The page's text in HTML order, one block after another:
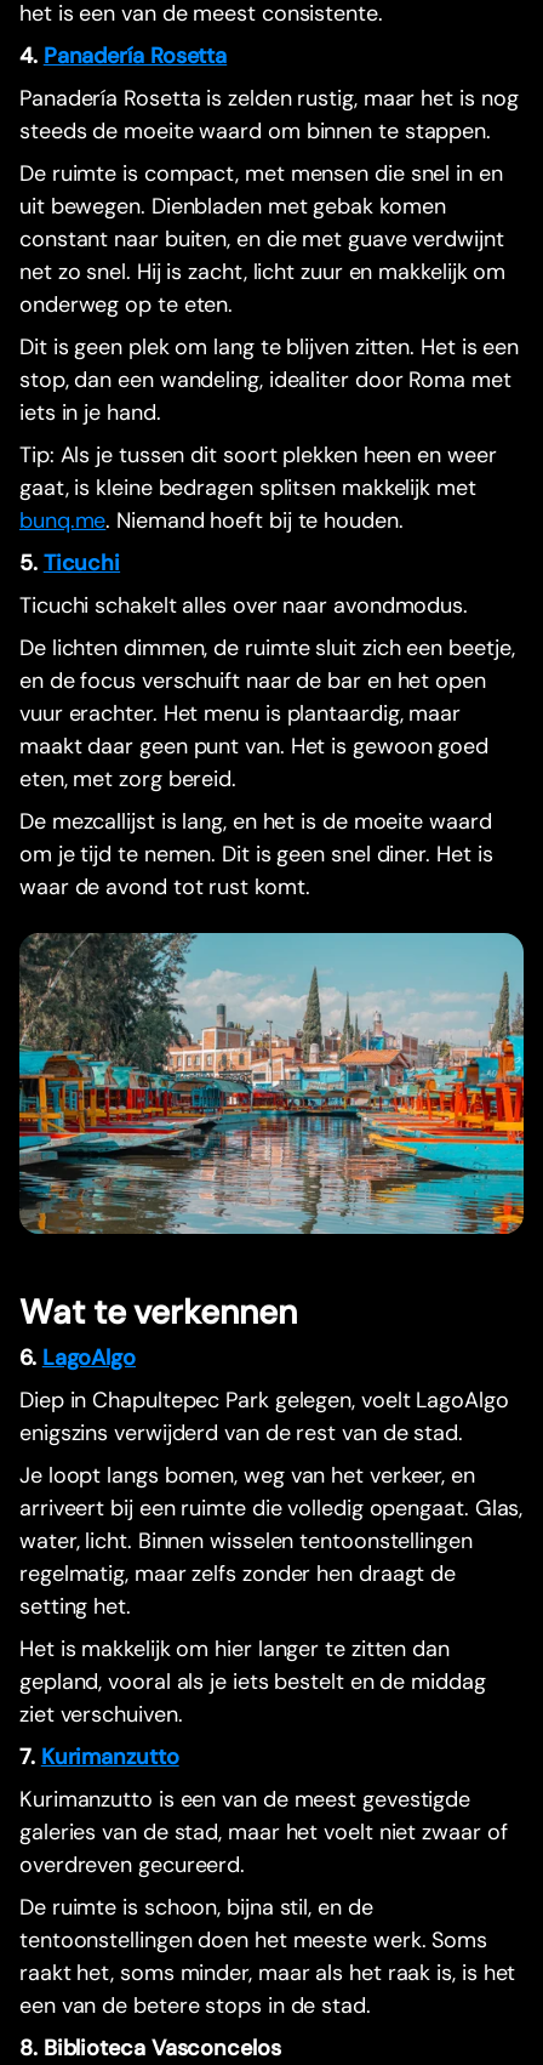
het is een van de meest consistente.
4. Panadería Rosetta
Panadería Rosetta is zelden rustig, maar het is nog
steeds de moeite waard om binnen te stappen.
De ruimte is compact, met mensen die snel in en
uit bewegen. Dienbladen met gebak komen
constant naar buiten, en die met guave verdwijnt
net zo snel. Hij is zacht, licht zuur en makkelijk om
onderweg op te eten.
Dit is geen plek om lang te blijven zitten. Het is een
stop, dan een wandeling, idealiter door Roma met
iets in je hand.
Tip: Als je tussen dit soort plekken heen en weer
gaat, is kleine bedragen splitsen makkelijk met
bunq.me. Niemand hoeft bij te houden.
5. Ticuchi
Ticuchi schakelt alles over naar avondmodus.
De lichten dimmen, de ruimte sluit zich een beetje,
en de focus verschuift naar de bar en het open
vuur erachter. Het menu is plantaardig, maar
maakt daar geen punt van. Het is gewoon goed
eten, met zorg bereid.
De mezcallijst is lang, en het is de moeite waard
om je tijd te nemen. Dit is geen snel diner. Het is
waar de avond tot rust komt.
Wat te verkennen
6. LagoAlgo
Diep in Chapultepec Park gelegen, voelt LagoAlgo
enigszins verwijderd van de rest van de stad.
Je loopt langs bomen, weg van het verkeer, en
arriveert bij een ruimte die volledig opengaat. Glas,
water, licht. Binnen wisselen tentoonstellingen
regelmatig, maar zelfs zonder hen draagt de
setting het.
Het is makkelijk om hier langer te zitten dan
gepland, vooral als je iets bestelt en de middag
ziet verschuiven.
7. Kurimanzutto
Kurimanzutto is een van de meest gevestigde
galeries van de stad, maar het voelt niet zwaar of
overdreven gecureerd.
De ruimte is schoon, bijna stil, en de
tentoonstellingen doen het meeste werk. Soms
raakt het, soms minder, maar als het raak is, is het
een van de betere stops in de stad.
8. Biblioteca Vasconcelos